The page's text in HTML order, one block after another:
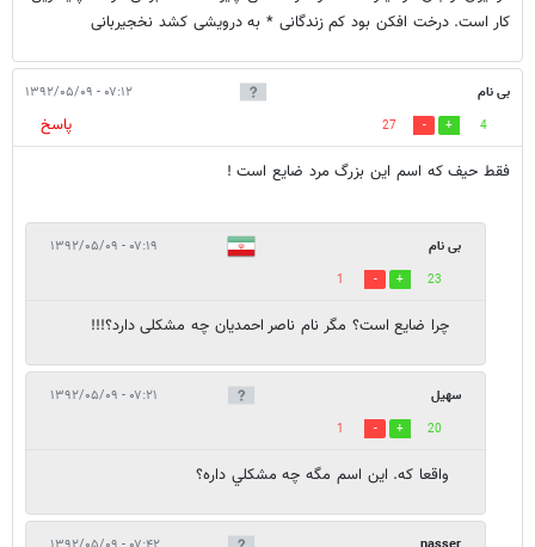
کار است. درخت افکن بود کم زندگانی * به درویشی کشد نخجیربانی
بی نام ۰۷:۱۲ - ۱۳۹۲/۰۵/۰۹
4
27
پاسخ
فقط حيف كه اسم اين بزرگ مرد ضايع است !
بی نام ۰۷:۱۹ - ۱۳۹۲/۰۵/۰۹
23
1
چرا ضایع است؟ مگر نام ناصر احمدیان چه مشکلی دارد؟!!!
سهيل ۰۷:۲۱ - ۱۳۹۲/۰۵/۰۹
20
1
واقعا كه. اين اسم مگه چه مشكلي داره؟